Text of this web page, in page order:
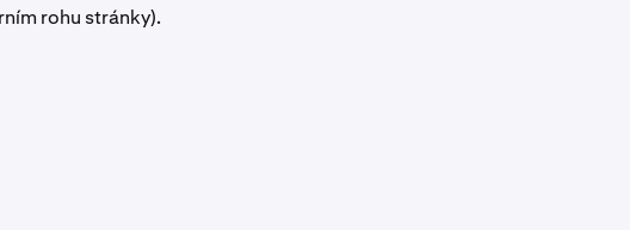
rohu stránky).